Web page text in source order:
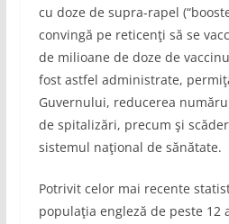
cu doze de supra-rapel
convingă pe reticenţi să se
de milioane de doze de
fost astfel administrate,
Guvernului, reducerea
de spitalizări, precum şi
sistemul naţional de sănătate.
Potrivit celor mai recente
populaţia engleză de peste 12